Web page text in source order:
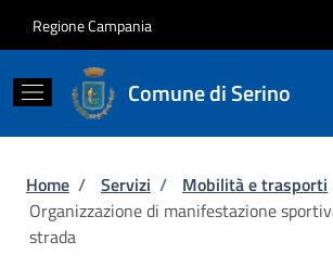
Regione Campania
Comune di Serino
Briciole di pane
Home / Servizi / Mobilità e trasporti
Organizzazione di manifestazione
strada